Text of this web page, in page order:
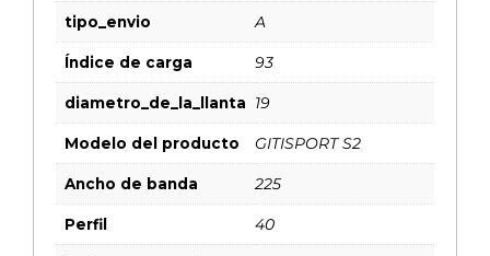
tipo_envio A
Índice de carga 93
diametro_de_la_llanta 19
Modelo del producto GITISPORT S2
Ancho de banda 225
Perfil 40